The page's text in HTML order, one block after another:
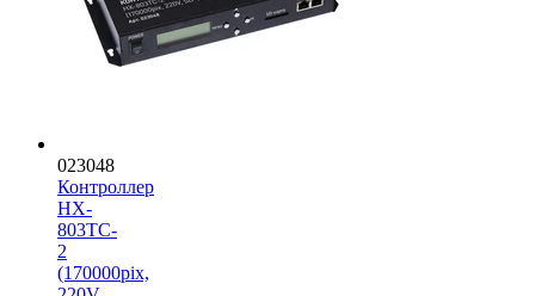
023048
Контроллер
HX-
803TC-
2
(170000pix,